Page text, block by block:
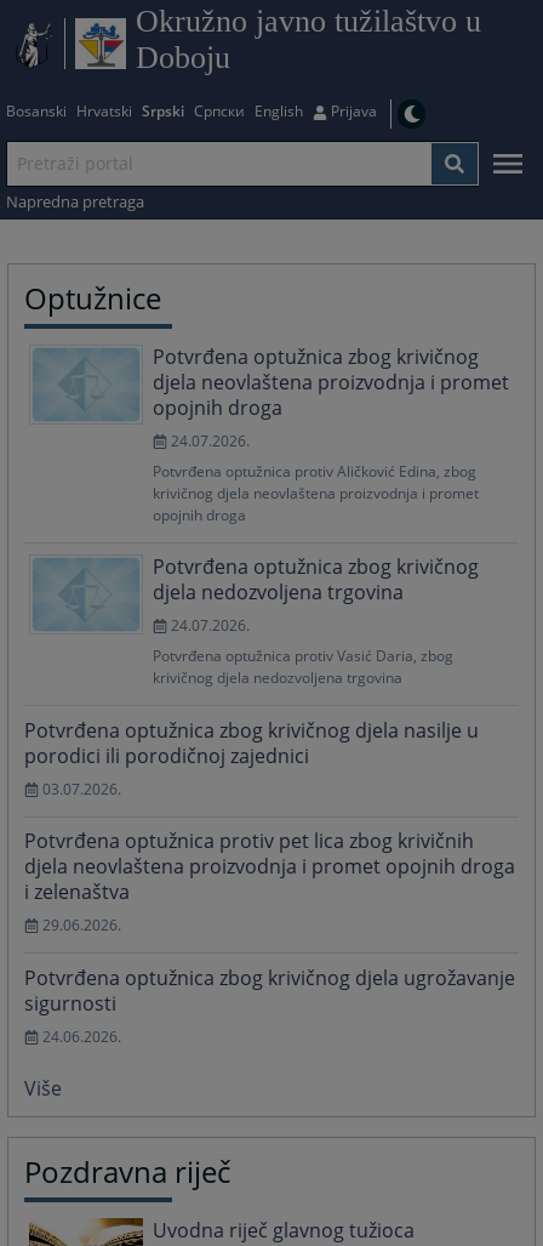
Okružno javno tužilaštvo u
Doboju
Bosanski Hrvatski Srpski Српски English Prijava
Napredna pretraga
Optužnice
Potvrđena optužnica zbog krivičnog
djela neovlaštena proizvodnja i promet
opojnih droga
24.07.2026.
Potvrđena optužnica protiv Aličković Edina, zbog
krivičnog djela neovlaštena proizvodnja i promet
opojnih droga
Potvrđena optužnica zbog krivičnog
djela nedozvoljena trgovina
24.07.2026.
Potvrđena optužnica protiv Vasić Daria, zbog
krivičnog djela nedozvoljena trgovina
Potvrđena optužnica zbog krivičnog djela nasilje u
porodici ili porodičnoj zajednici
03.07.2026.
Potvrđena optužnica protiv pet lica zbog krivičnih
djela neovlaštena proizvodnja i promet opojnih droga
i zelenaštva
29.06.2026.
Potvrđena optužnica zbog krivičnog djela ugrožavanje
sigurnosti
24.06.2026.
Više
Pozdravna riječ
Uvodna riječ glavnog tužioca